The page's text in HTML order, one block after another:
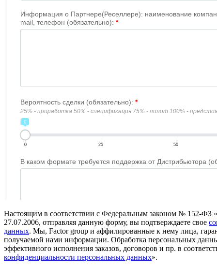
Настоящим в соответствии с Федеральным законом № 152-ФЗ
27.07.2006, отправляя данную форму, вы подтверждаете свое
данных. Мы, Factor group и аффилированные к нему лица,
получаемой нами информации. Обработка персональных
эффективного исполнения заказов, договоров и пр. в
конфиденциальности персональных данных».